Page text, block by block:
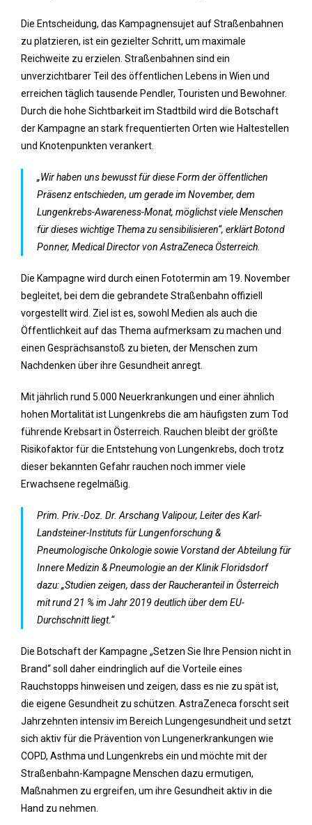
Die Entscheidung, das Kampagnensujet auf Straßenbahnen
zu platzieren, ist ein gezielter Schritt, um maximale
Reichweite zu erzielen. Straßenbahnen sind ein
unverzichtbarer Teil des öffentlichen Lebens in Wien und
erreichen täglich tausende Pendler, Touristen und Bewohner.
Durch die hohe Sichtbarkeit im Stadtbild wird die Botschaft
der Kampagne an stark frequentierten Orten wie Haltestellen
und Knotenpunkten verankert.
„Wir haben uns bewusst für diese Form der öffentlichen
Präsenz entschieden, um gerade im November, dem
Lungenkrebs-Awareness-Monat, möglichst viele Menschen
für dieses wichtige Thema zu sensibilisieren“, erklärt Botond
Ponner, Medical Director von AstraZeneca Österreich.
Die Kampagne wird durch einen Fototermin am 19. November
begleitet, bei dem die gebrandete Straßenbahn offiziell
vorgestellt wird. Ziel ist es, sowohl Medien als auch die
Öffentlichkeit auf das Thema aufmerksam zu machen und
einen Gesprächsanstoß zu bieten, der Menschen zum
Nachdenken über ihre Gesundheit anregt.
Mit jährlich rund 5.000 Neuerkrankungen und einer ähnlich
hohen Mortalität ist Lungenkrebs die am häufigsten zum Tod
führende Krebsart in Österreich. Rauchen bleibt der größte
Risikofaktor für die Entstehung von Lungenkrebs, doch trotz
dieser bekannten Gefahr rauchen noch immer viele
Erwachsene regelmäßig.
Prim. Priv.-Doz. Dr. Arschang Valipour, Leiter des Karl-
Landsteiner-Instituts für Lungenforschung &
Pneumologische Onkologie sowie Vorstand der Abteilung für
Innere Medizin & Pneumologie an der Klinik Floridsdorf
dazu: „Studien zeigen, dass der Raucheranteil in Österreich
mit rund 21 % im Jahr 2019 deutlich über dem EU-
Durchschnitt liegt.“
Die Botschaft der Kampagne „Setzen Sie Ihre Pension nicht in
Brand“ soll daher eindringlich auf die Vorteile eines
Rauchstopps hinweisen und zeigen, dass es nie zu spät ist,
die eigene Gesundheit zu schützen. AstraZeneca forscht seit
Jahrzehnten intensiv im Bereich Lungengesundheit und setzt
sich aktiv für die Prävention von Lungenerkrankungen wie
COPD, Asthma und Lungenkrebs ein und möchte mit der
Straßenbahn-Kampagne Menschen dazu ermutigen,
Maßnahmen zu ergreifen, um ihre Gesundheit aktiv in die
Hand zu nehmen.